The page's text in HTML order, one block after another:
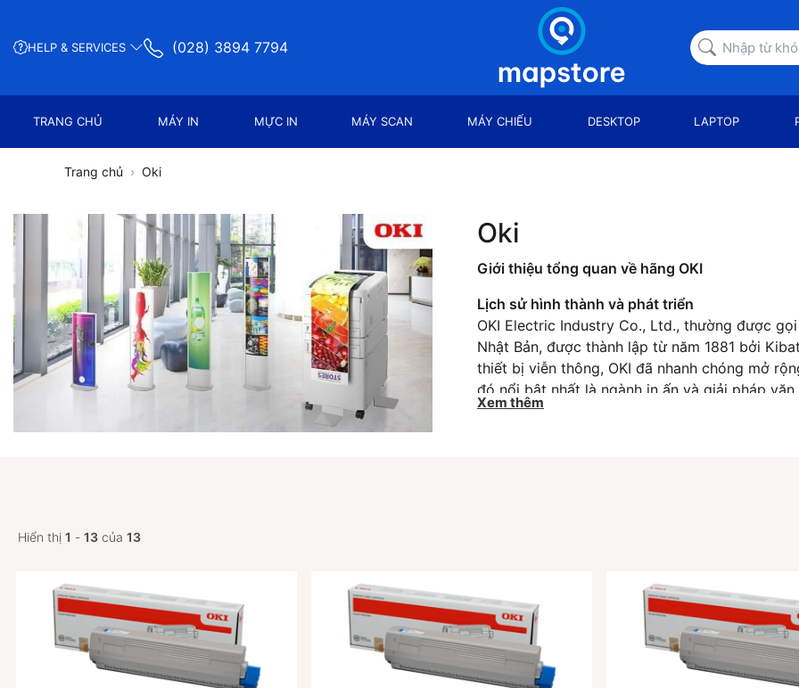
HELP & SERVICES (028) 3894 7794
TRANG CHỦ MÁY IN MỰC IN MÁY SCAN MÁY CHIẾU DESKTOP LAPTOP
Trang chủ Oki
Oki
Giới thiệu tổng quan về hãng OKI
Lịch sử hình thành và phát triển
OKI Electric Industry Co., Ltd., thường được
Nhật Bản, được thành lập từ năm 1881 bởi
thiết bị viễn thông, OKI đã nhanh chóng mở
đó nổi bật nhất là ngành in ấn và giải pháp
một trong những thương hiệu tiên phong trong
Xem thêm
Hiển thị 1 - 13 của 13